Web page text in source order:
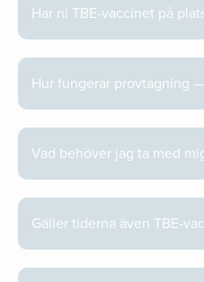
Har ni TBE-vaccinet på
Hur fungerar provtagning
Vad behöver jag ta med
Gäller tiderna även TBE-